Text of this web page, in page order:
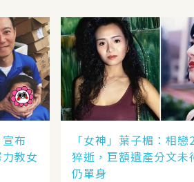
布
教女
「女神」葉子楣：相
猝逝，巨額遺產分文未
仍單身